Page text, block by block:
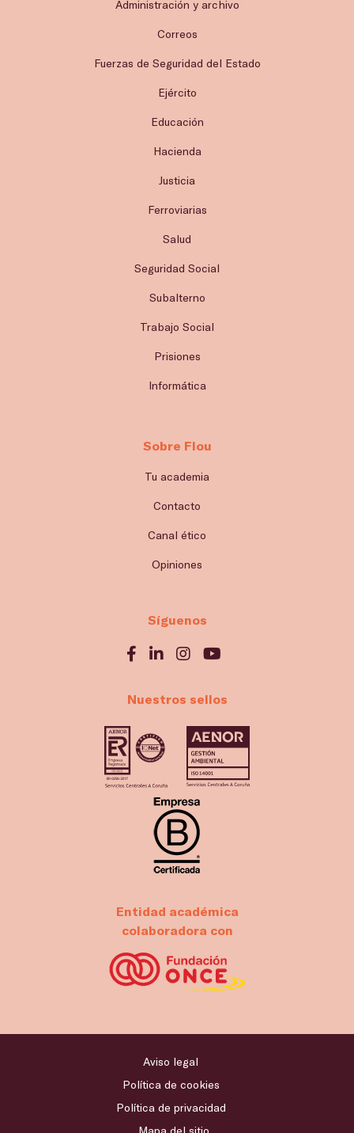
Administración y archivo
Correos
Fuerzas de Seguridad del Estado
Ejército
Educación
Hacienda
Justicia
Ferroviarias
Salud
Seguridad Social
Subalterno
Trabajo Social
Prisiones
Informática
Sobre Flou
Tu academia
Contacto
Canal ético
Opiniones
Síguenos
Nuestros sellos
Entidad académica
colaboradora con
Aviso legal
Política de cookies
Política de privacidad